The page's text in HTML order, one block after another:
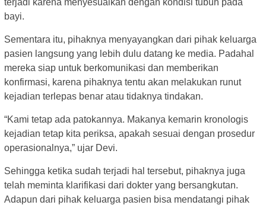
bayi.
Sementara itu, pihaknya menyayangkan dari pihak keluarga
pasien langsung yang lebih dulu datang ke media. Padahal
mereka siap untuk berkomunikasi dan memberikan
konfirmasi, karena pihaknya tentu akan melakukan runut
kejadian terlepas benar atau tidaknya tindakan.
“Kami tetap ada patokannya. Makanya kemarin kronologis
kejadian tetap kita periksa, apakah sesuai dengan prosedur
operasionalnya,” ujar Devi.
Sehingga ketika sudah terjadi hal tersebut, pihaknya juga
telah meminta klarifikasi dari dokter yang bersangkutan.
Adapun dari pihak keluarga pasien bisa mendatangi pihak